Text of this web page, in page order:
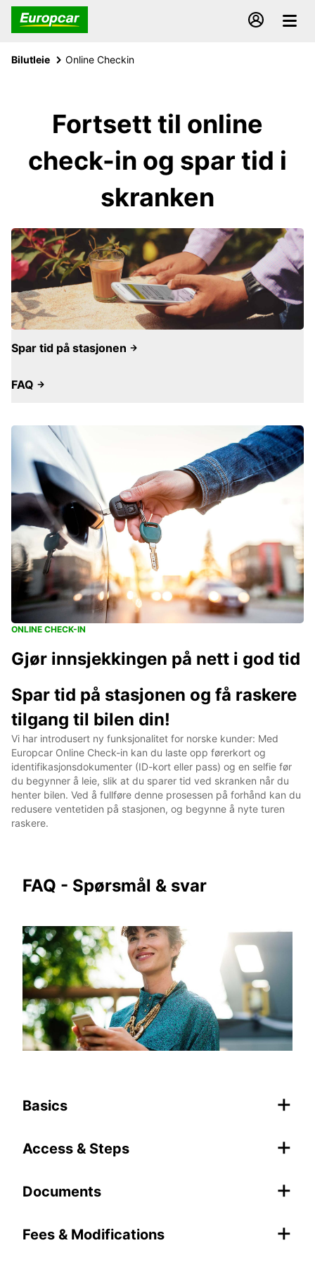
Bilutleie Online Checkin
Fortsett til online
check-in og spar tid i
skranken
Spar tid på stasjonen
FAQ
ONLINE CHECK-IN
Gjør innsjekkingen på nett i god tid
Spar tid på stasjonen og få raskere
tilgang til bilen din!
Vi har introdusert ny funksjonalitet for norske kunder: Med
Europcar Online Check-in kan du laste opp førerkort og
identifikasjonsdokumenter (ID-kort eller pass) og en selfie før
du begynner å leie, slik at du sparer tid ved skranken når du
henter bilen. Ved å fullføre denne prosessen på forhånd kan du
redusere ventetiden på stasjonen, og begynne å nyte turen
raskere.
FAQ - Spørsmål & svar
Basics +
Access & Steps +
Documents +
Fees & Modifications
+